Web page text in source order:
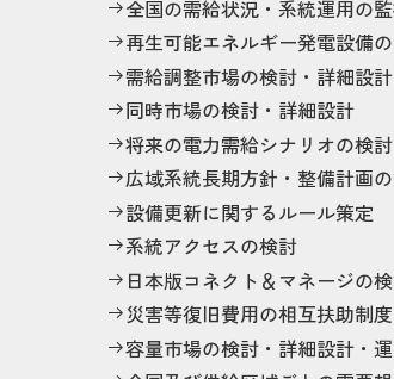
全国の需給状況・系統運用の
再生可能エネルギー発電設備
需給調整市場の検討・詳細設計
同時市場の検討・詳細設計
将来の電力需給シナリオの検討
広域系統長期方針・整備計画
設備更新に関するルール策定
系統アクセスの検討
日本版コネクト＆マネージの
災害等復旧費用の相互扶助制
容量市場の検討・詳細設計・